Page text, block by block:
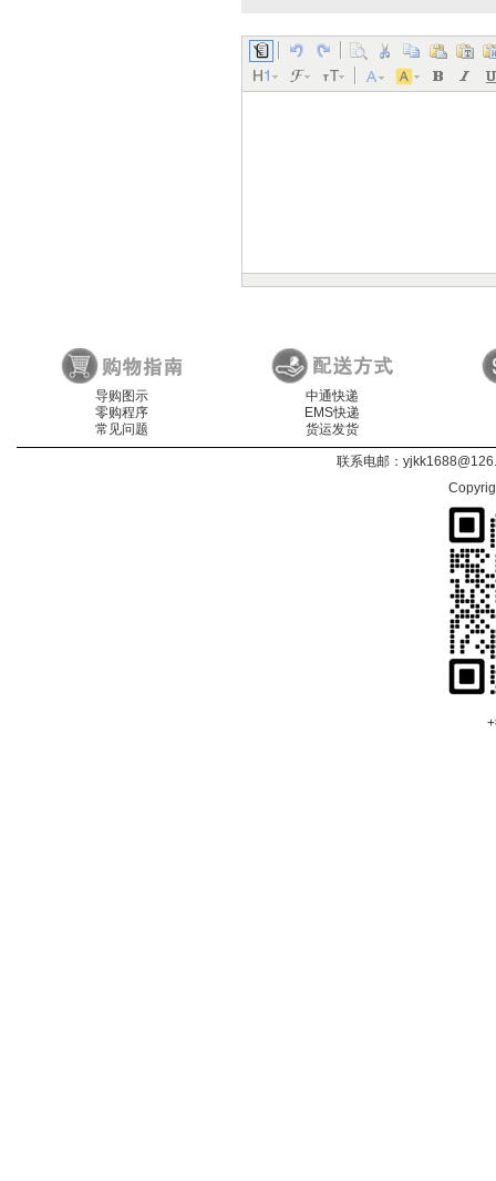
导购图示
零购程序
常见问题
中通快递
EMS快递
货运发货
联系电邮：